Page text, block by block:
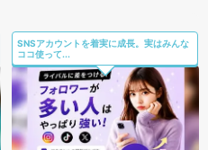
SNSアカウントを着実に成長。実はみんな
ココ使って...